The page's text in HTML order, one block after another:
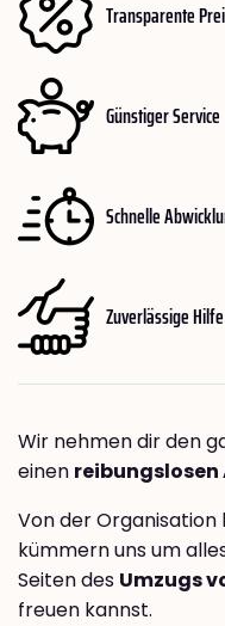
Transparente
Günstiger Service
Schnelle
Zuverlässige Hilfe
Wir nehmen dir den
einen
Von der Organisation
kümmern uns um
Seiten des Umzugs
freuen kannst.